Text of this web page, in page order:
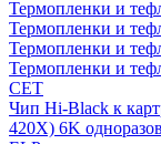
Термопленки и
Термопленки и
Термопленки и
Термопленки и
CET
Чип Hi-Black к
420X) 6K